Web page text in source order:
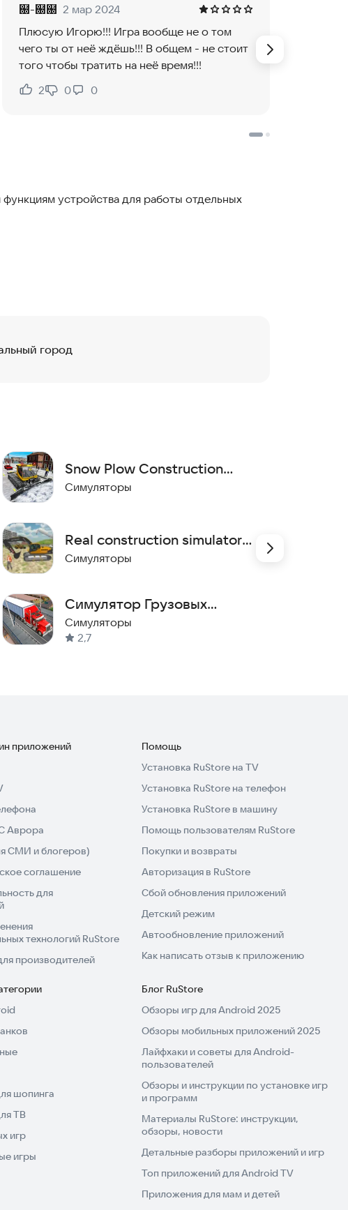
которые можно выбирать, строить, улучшать и
развивать город, привлекать новых жителей и
и наслаждайтесь процессом строительства.
уже сегодня!
฀-฀฀ 2 мар 2024
Плюсую Игорю!!! Игра вообще не о том
чего ты от неё ждёшь!!! В общем - не стоит
того чтобы тратить на неё время!!!
Нравится:
2
Не нравится:
0 0
устройства для работы отдельных
город
Snow Plow Construction
Games
Симуляторы
Real construction simulator -
City Building Games
Симуляторы
Симулятор Грузовых
Симуляторы
2,7
приложений
Аврора
СМИ и блогеров)
соглашение
для
технологий RuStore
производителей
Помощь
Установка RuStore на TV
Установка RuStore на телефон
Установка RuStore в машину
Помощь пользователям RuStore
Покупки и возвраты
Авторизация в RuStore
Сбой обновления приложений
Детский режим
Автообновление приложений
Как написать отзыв к приложению
шопинга
ТВ
игр
игры
Блог RuStore
Обзоры игр для Android 2025
Обзоры мобильных приложений 2025
Лайфхаки и советы для Android-
пользователей
Обзоры и инструкции по установке игр
и программ
Материалы RuStore: инструкции,
обзоры, новости
Детальные разборы приложений и игр
Топ приложений для Android TV
Приложения для мам и детей